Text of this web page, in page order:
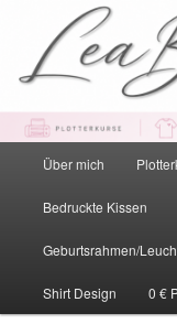
primären
springen
sekundären
springen
Bielefeld
HauptmenüÜber mich
Bedruckte Kissen
Geburtsrahmen/
Shirt Design 0 €